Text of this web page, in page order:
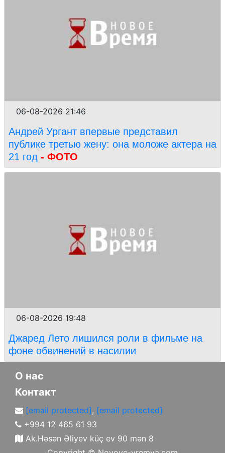
06-08-2026 21:46
Андрей Ургант впервые представил
публике третью жену: она моложе актера на
21 год - ФОТО
06-08-2026 19:48
Джаред Лето лишился роли в фильме на
фоне обвинений в насилии
О нас
Контакт
[email protected], [email protected]
+994 12 465 61 93
Ak.Həsən Əliyev küç ev 90 mən 8